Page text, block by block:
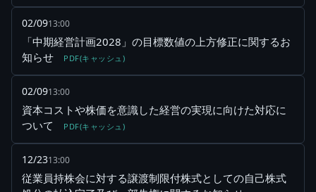
02/0913:00
「中期経営計画2028」の目標数値の上方修正に関するお
知らせ
PDF(キャッシュ)
02/0913:00
資本コストや株価を意識した経営の実現に向けた対応に
ついて
PDF(キャッシュ)
12/2313:00
従業員持株会に対する譲渡制限付株式としての自己株式